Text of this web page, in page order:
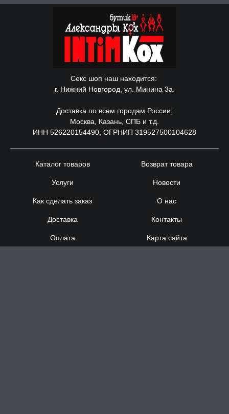
Секс шоп наш находится:
г. Нижний Новгород, ул. Минина 3а.
Доставка по всем городам России:
Москва, Казань, СПБ и т.д.
ИНН 526220154490, ОГРНИП 319527500104628
Каталог товаров
Услуги
Как сделать заказ
Доставка
Оплата
Возврат товара
Новости
О нас
Контакты
Карта сайта